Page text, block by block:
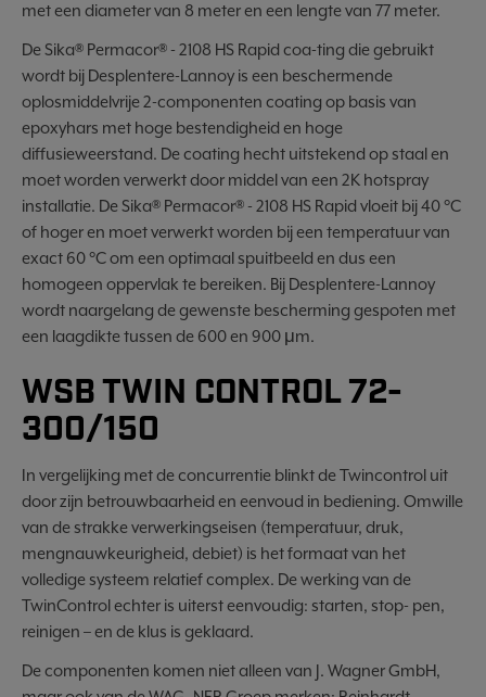
met een diameter van 8 meter en een lengte van 77 meter.
De Sika® Permacor® - 2108 HS Rapid coa-ting die gebruikt
wordt bij Desplentere-Lannoy is een beschermende
oplosmiddelvrije 2-componenten coating op basis van
epoxyhars met hoge bestendigheid en hoge
diffusieweerstand. De coating hecht uitstekend op staal en
moet worden verwerkt door middel van een 2K hotspray
installatie. De Sika® Permacor® - 2108 HS Rapid vloeit bij 40 °C
of hoger en moet verwerkt worden bij een temperatuur van
exact 60 °C om een optimaal spuitbeeld en dus een
homogeen oppervlak te bereiken. Bij Desplentere-Lannoy
wordt naargelang de gewenste bescherming gespoten met
een laagdikte tussen de 600 en 900 μm.
WSB TWIN CONTROL 72-
300/150
In vergelijking met de concurrentie blinkt de Twincontrol uit
door zijn betrouwbaarheid en eenvoud in bediening. Omwille
van de strakke verwerkingseisen (temperatuur, druk,
mengnauwkeurigheid, debiet) is het formaat van het
volledige systeem relatief complex. De werking van de
TwinControl echter is uiterst eenvoudig: starten, stop- pen,
reinigen – en de klus is geklaard.
De componenten komen niet alleen van J. Wagner GmbH,